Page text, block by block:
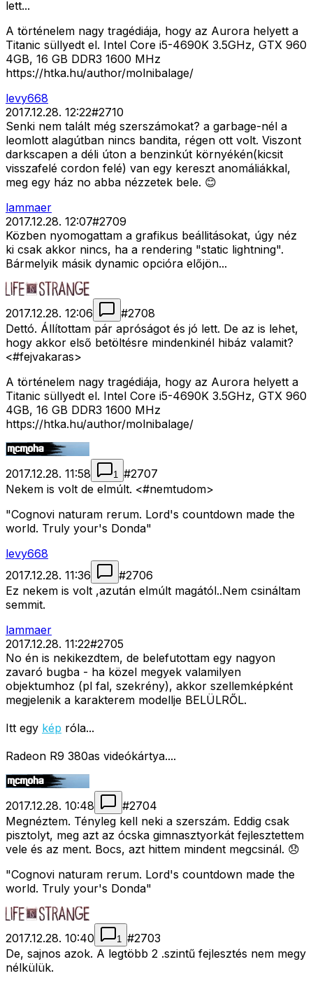
lett...
A történelem nagy tragédiája, hogy az Aurora helyett a
Titanic süllyedt el. Intel Core i5-4690K 3.5GHz, GTX 960
4GB, 16 GB DDR3 1600 MHz
https://htka.hu/author/molnibalage/
levy668
2017.12.28. 12:22#2710
Senki nem talált még szerszámokat? a garbage-nél a
leomlott alagútban nincs bandita, régen ott volt. Viszont
darkscapen a déli úton a benzinkút környékén(kicsit
visszafelé cordon felé) van egy kereszt anomáliákkal,
meg egy ház no abba nézzetek bele. 😊
lammaer
2017.12.28. 12:07#2709
Közben nyomogattam a grafikus beállitásokat, úgy néz
ki csak akkor nincs, ha a rendering "static lightning".
Bármelyik másik dynamic opcióra előjön...
2017.12.28. 12:06 #2708
Dettó. Állítottam pár apróságot és jó lett. De az is lehet,
hogy akkor első betöltésre mindenkinél hibáz valamit?
<#fejvakaras>
A történelem nagy tragédiája, hogy az Aurora helyett a
Titanic süllyedt el. Intel Core i5-4690K 3.5GHz, GTX 960
4GB, 16 GB DDR3 1600 MHz
https://htka.hu/author/molnibalage/
2017.12.28. 11:58 1 #2707
Nekem is volt de elmúlt. <#nemtudom>
"Cognovi naturam rerum. Lord's countdown made the
world. Truly your's Donda"
levy668
2017.12.28. 11:36
#2706
Ez nekem is volt ,azután elmúlt magától..Nem csináltam
semmit.
lammaer
2017.12.28. 11:22#2705
No én is nekikezdtem, de belefutottam egy nagyon
zavaró bugba - ha közel megyek valamilyen
objektumhoz (pl fal, szekrény), akkor szellemképként
megjelenik a karakterem modellje BELÜLRŐL.
Itt egy kép róla...
Radeon R9 380as videókártya....
2017.12.28. 10:48 #2704
Megnéztem. Tényleg kell neki a szerszám. Eddig csak
pisztolyt, meg azt az ócska gimnasztyorkát fejlesztettem
vele és az ment. Bocs, azt hittem mindent megcsinál. 😞
"Cognovi naturam rerum. Lord's countdown made the
world. Truly your's Donda"
2017.12.28. 10:40 1 #2703
De, sajnos azok. A legtöbb 2 .szintű fejlesztés nem megy
nélkülük.